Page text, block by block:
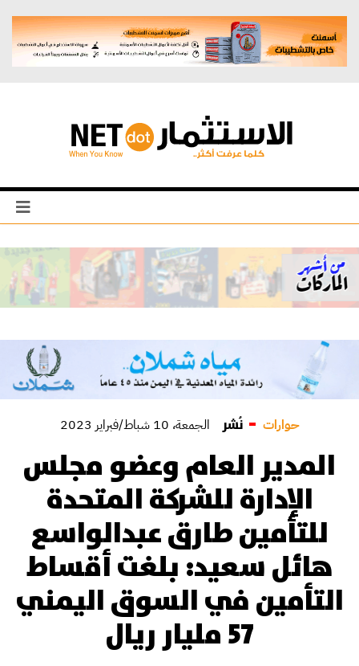
حوارات نُشر الجمعة، 10 شباط/فبراير 2023
المدير العام وعضو مجلس
الإدارة للشركة المتحدة
للتأمين طارق عبدالواسع
هائل سعيد: بلغت أقساط
التأمين في السوق اليمني
57 مليار ريال